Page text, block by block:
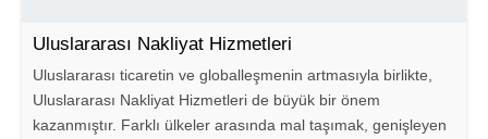
Uluslararası Nakliyat Hizmetleri
Uluslararası ticaretin ve globalleşmenin artmasıyla birlikte,
Uluslararası Nakliyat Hizmetleri de büyük bir önem
kazanmıştır. Farklı ülkeler arasında mal taşımak, genişleyen